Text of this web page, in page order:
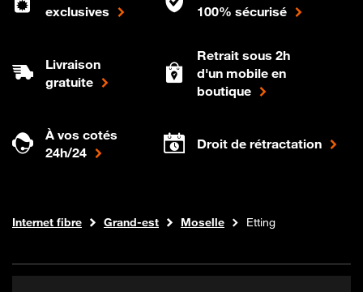
exclusives
100% sécurisé
Livraison
gratuite
Retrait sous 2h
d'un mobile en
boutique
À vos cotés
24h/24
Droit de rétractation
Boutique Orange
Internet fibre Grand-est Moselle Etting